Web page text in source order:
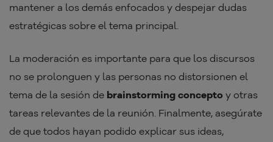
mantener a los demás enfocados y despejar dudas
estratégicas sobre el tema principal.
La moderación es importante para que los discursos
no se prolonguen y las personas no distorsionen el
tema de la sesión de brainstorming concepto y otras
tareas relevantes de la reunión. Finalmente, asegúrate
de que todos hayan podido explicar sus ideas,